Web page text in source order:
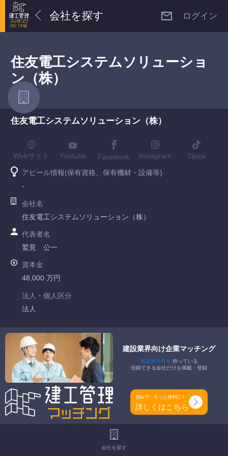
会社を探す ログイン
住友電工システムソリューショ
ン（株）
住友電工システムソリューション（株）
Webサイト Youtube Facebook Instagram Tiktok
アピール情報(保有資格、保有機材・設備等)
-
会社名
住友電工システムソリューション（株）
代表者名
鷲見 公一
資本金
48,000 万円
法人・個人区分
法人
許可番号
国土交通大臣許可 第016391号
特定建設業
電気工事業 電気通信工事業
一般建設業
-
建設業界向け企業マッチング
建設業許可を 持っている
信頼できる会社だけを掲載・登録
登録で、もっと便利に！
詳しくはこちら
会社を探す